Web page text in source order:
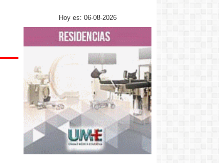
Hoy es: 06-08-2026